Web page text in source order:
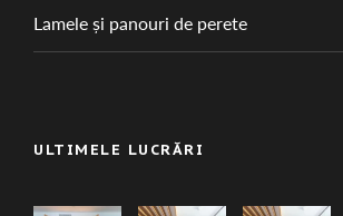
Lamele și panouri de perete
ULTIMELE LUCRĂRI